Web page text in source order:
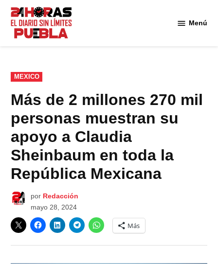
Saltar
contenido
Menú
PUBLICADO
EN
MEXICO
Más de 2 millones 270 mil
personas muestran su
apoyo a Claudia
Sheinbaum en toda la
República Mexicana
por Redacción
mayo 28, 2024
Más